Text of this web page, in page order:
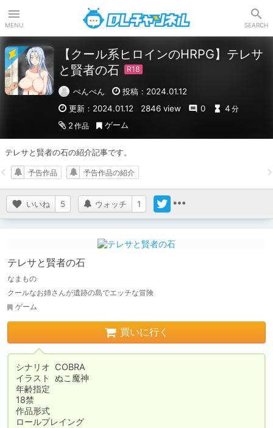
MENU SEARCH
【クール系ヒロインのHRPG】テレサ
と賢者の石
ぺんぺん
投稿：2024.01.12
更新：2024.01.12
2846 view 0 4 分
2 作品 ゲーム
テレサと賢者の石の紹介記事です。
いいね 5 ウォッチ 1
予告作品 予告作品の紹介
テレサと賢者の石
なまもの
クールなお姉さんが遺跡の島でエッチな冒険
ゲーム
買いに行く
シナリオ	COBRA
イラスト	ぬこ魔神
年齢指定
18禁
作品形式
ロールプレイング